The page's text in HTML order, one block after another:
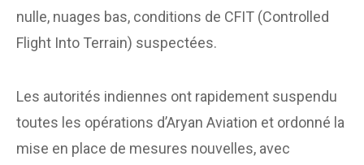
nulle, nuages bas, conditions de CFIT (Controlled
Flight Into Terrain) suspectées.
Les autorités indiennes ont rapidement suspendu
toutes les opérations d’Aryan Aviation et ordonné la
mise en place de mesures nouvelles, avec